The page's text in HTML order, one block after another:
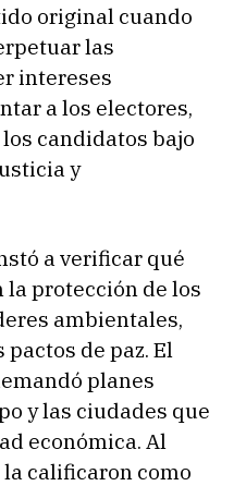
original cuando
las
intereses
a los electores,
candidatos bajo
y
a verificar qué
protección de los
ambientales,
de paz. El
planes
y las ciudades que
económica. Al
calificaron como